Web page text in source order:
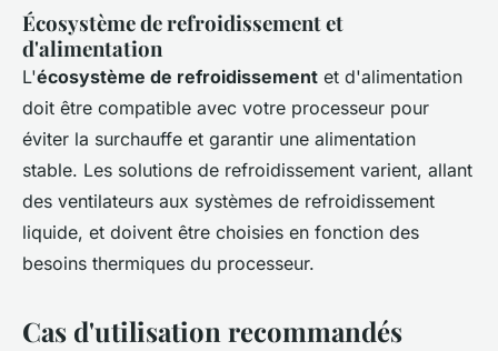
Écosystème de refroidissement et
d'alimentation
L'écosystème de refroidissement et d'alimentation
doit être compatible avec votre processeur pour
éviter la surchauffe et garantir une alimentation
stable. Les solutions de refroidissement varient, allant
des ventilateurs aux systèmes de refroidissement
liquide, et doivent être choisies en fonction des
besoins thermiques du processeur.
Cas d'utilisation recommandés